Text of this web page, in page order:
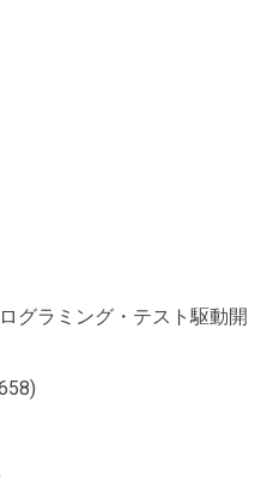
グラミング・テスト駆動開